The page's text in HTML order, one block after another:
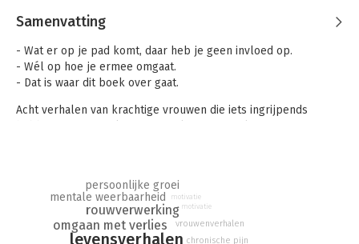
Samenvatting
- Wat er op je pad komt, daar heb je geen invloed op.
- Wél op hoe je ermee omgaat.
- Dat is waar dit boek over gaat.
Acht verhalen van krachtige vrouwen die iets ingrijpends
Pittige levensgebeurtenissen vormen een mens. Juist door wat
de vrouwen hebben meegemaakt, zijn ze gemotiveerd om
anderen te laten zien dat je een keuze hebt. Stel dat het wél
lukt?! Hoe verdrietig of heftig iets ook is, je kunt er uiteindelijk
levensverhalen
omgaan met verlies
rouwverwerking
mentale weerbaarheid
persoonlijke groei
vrouwenverhalen
chronische pijn
motivatie
motivatie